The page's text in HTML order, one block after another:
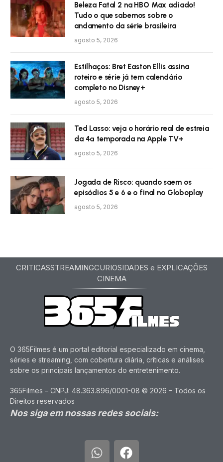
Beleza Fatal 2 na HBO Max adiado!
Tudo o que sabemos sobre o
andamento da série brasileira
agosto 5, 2026
Estilhaços: Bret Easton Ellis assina
roteiro e série já tem calendário
completo no Disney+
agosto 5, 2026
Ted Lasso: veja o horário real de estreia
da 4ª temporada na Apple TV+
agosto 5, 2026
Jogada de Risco: quando saem os
episódios 5 e 6 e o final no Globoplay
agosto 5, 2026
CRITICASSTREAMINGCURIOSIDADES e EXPLICAÇÕES
CINEMA
O 365Filmes é um portal editorial especializado em cinema,
séries e streaming, com cobertura diária, críticas e análises
sobre os principais lançamentos do entretenimento.
365Filmes – CNPJ: 48.363.896/0001-08 © 2026 – Todos os
Direitos reservados
Nos siga em nossas redes sociais: